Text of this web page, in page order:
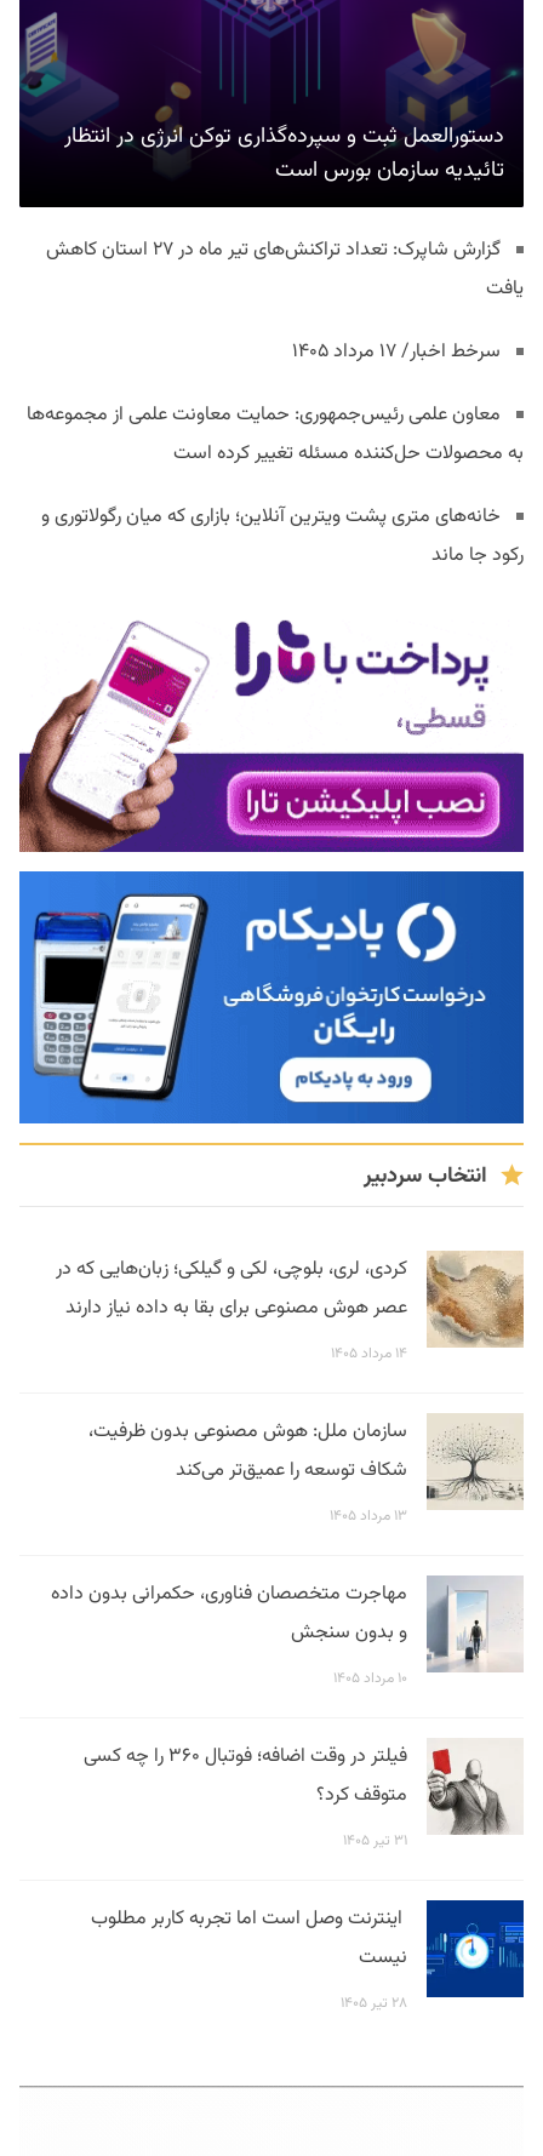
دستورالعمل ثبت و سپرده‌گذاری توکن انرژی در انتظار
تائیدیه سازمان بورس است
گزارش شاپرک: تعداد تراکنش‌های تیر ماه در ۲۷ استان‌ کاهش
یافت
سرخط اخبار/ ۱۷ مرداد ۱۴۰۵
معاون علمی رئیس‌جمهوری: حمایت معاونت علمی از مجموعه‌ها
به محصولات حل‌کننده مسئله تغییر کرده است
خانه‌های متری پشت ویترین آنلاین؛ بازاری که میان رگولاتوری و
رکود جا ماند
انتخاب سردبیر
کردی، لری، بلوچی، لکی و گیلکی؛ زبان‌هایی که در
عصر هوش مصنوعی برای بقا به داده نیاز دارند
۱۴ مرداد ۱۴۰۵
سازمان ملل: هوش مصنوعی بدون ظرفیت،
شکاف توسعه را عمیق‌تر می‌کند
۱۳ مرداد ۱۴۰۵
مهاجرت متخصصان فناوری، حکمرانی بدون داده
و بدون سنجش
۱۰ مرداد ۱۴۰۵
فیلتر در وقت اضافه؛ فوتبال ۳۶۰ را چه کسی
متوقف کرد؟
۳۱ تیر ۱۴۰۵
اینترنت وصل است اما تجربه کاربر مطلوب
نیست
۲۸ تیر ۱۴۰۵